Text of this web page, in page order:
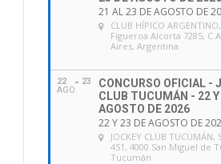
21 AL 23 DE AGOSTO DE
CLUB HÍPICO ARGENTINO
Figueroa Alcorta 7285,
Aires, Argentina
22
AGO
23
CONCURSO OFICIAL -
CLUB TUCUMÁN - 22 Y
AGOSTO DE 2026
22 Y 23 DE AGOSTO DE
JOCKEY CLUB TUCUMÁN,
451, 4000 San Miguel de
Tucumán